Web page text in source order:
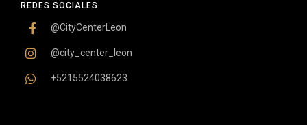
REDES SOCIALES
@CityCenterLeon
@city_center_leon
+5215524038623